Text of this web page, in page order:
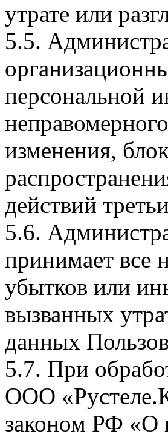
утрате или
5.5.
персональной
изменения,
действий
5.6.
принимает все
убытков или
вызванных
данных
5.7. При
ООО
законом РФ «О